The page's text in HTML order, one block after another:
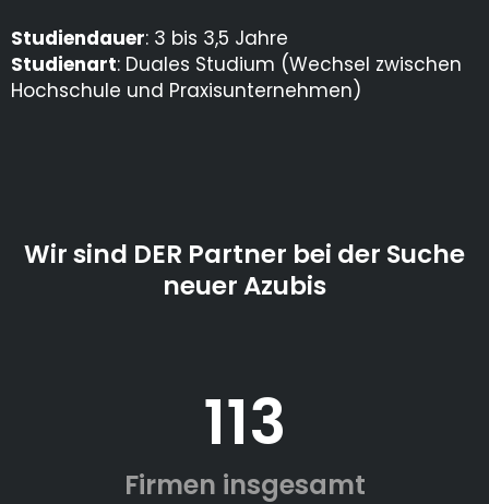
Studiendauer: 3 bis 3,5 Jahre
Studienart: Duales Studium (Wechsel zwischen
Hochschule und Praxisunternehmen)
Wir sind DER Partner bei der Suche
neuer Azubis
113
Firmen insgesamt